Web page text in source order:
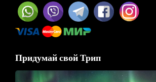
Придумай свой Трип